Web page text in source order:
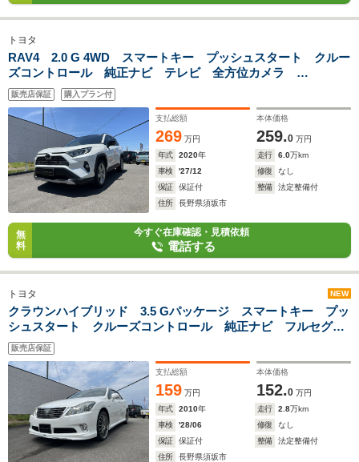
トヨタ
RAV4 2.0 G 4WD スマートキー プッシュスタート クルー
ズコントロール 純正ナビ テレビ 全方位カメラ
Bluetooth対応 パワーバックドア デジタルインナーミラ
ー ETC ドラレコ シート&ステアリングヒーター サンルー
フ
販売店保証 購入プラン付
支払総額
269 万円
本体価格
259.0 万円
年式
2020年 走行 6.0万km
車検
'27/12 修復
なし
保証
保証付 整備
法定整備付
住所
長野県須坂市
無
料
今すぐ在庫確認・見積依頼
電話する
トヨタ NEW
クラウンハイブリッド 3.5 Gパッケージ スマートキー プッ
シュスタート クルーズコントロール 純正ナビ フルセグテ
レビ バックカメラ ビルトインETC ドライブレコーダー 社
外20インチアルミ
販売店保証
支払総額
159 万円
本体価格
152.0 万円
年式
2010年 走行 2.8万km
車検
'28/06 修復
なし
保証
保証付 整備
法定整備付
住所
長野県須坂市